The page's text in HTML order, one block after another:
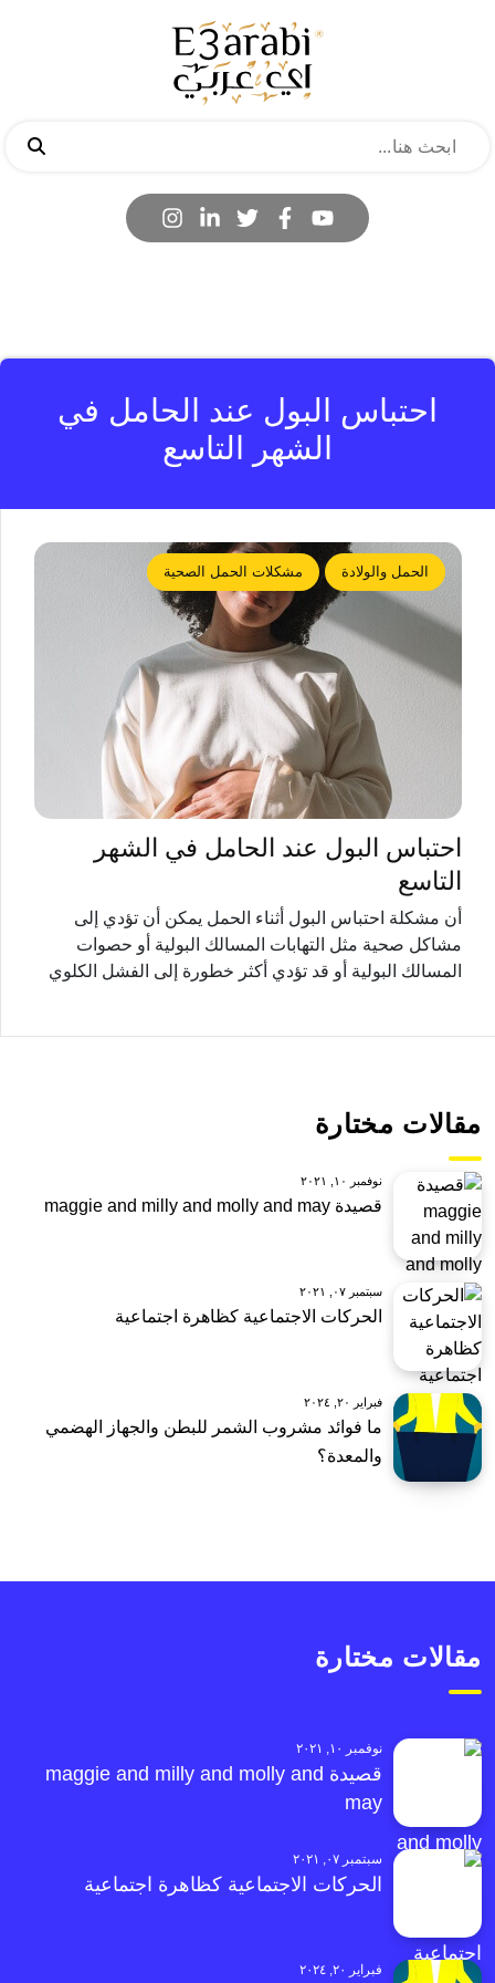
احتباس البول عند الحامل في
الشهر التاسع
الحمل والولادة مشكلات الحمل الصحية
احتباس البول عند الحامل في الشهر
التاسع
أن مشكلة احتباس البول أثناء الحمل يمكن أن تؤدي إلى
مشاكل صحية مثل التهابات المسالك البولية أو حصوات
المسالك البولية أو قد تؤدي أكثر خطورة إلى الفشل الكلوي
مقالات مختارة
نوفمبر ١٠, ٢٠٢١
قصيدة maggie and milly and molly and may
سبتمبر ٠٧, ٢٠٢١
الحركات الاجتماعية كظاهرة اجتماعية
فبراير ٢٠, ٢٠٢٤
ما فوائد مشروب الشمر للبطن والجهاز الهضمي
والمعدة؟
مقالات مختارة
نوفمبر ١٠, ٢٠٢١
قصيدة maggie and milly and molly and
may
سبتمبر ٠٧, ٢٠٢١
الحركات الاجتماعية كظاهرة اجتماعية
فبراير ٢٠, ٢٠٢٤